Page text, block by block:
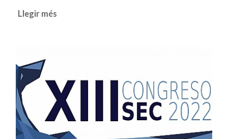
Llegir més